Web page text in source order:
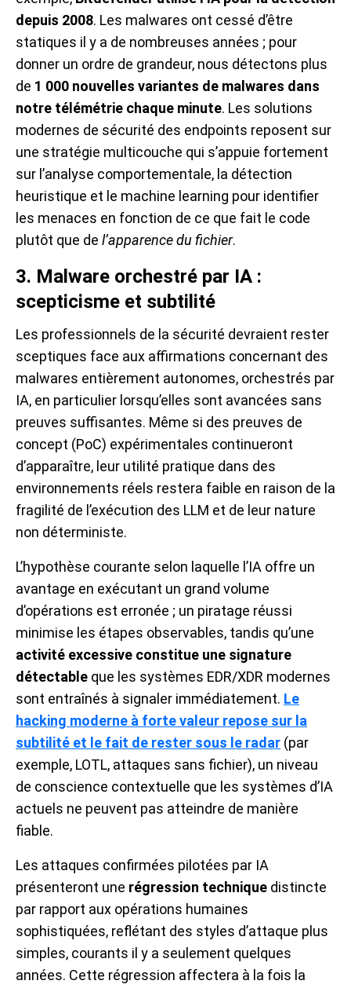
depuis 2008. Les malwares ont cessé d’être
statiques il y a de nombreuses années ; pour
donner un ordre de grandeur, nous détectons plus
de 1 000 nouvelles variantes de malwares dans
notre télémétrie chaque minute. Les solutions
modernes de sécurité des endpoints reposent sur
une stratégie multicouche qui s’appuie fortement
sur l’analyse comportementale, la détection
heuristique et le machine learning pour identifier
les menaces en fonction de ce que fait le code
plutôt que de l’apparence du fichier.
3. Malware orchestré par IA :
scepticisme et subtilité
Les professionnels de la sécurité devraient rester
sceptiques face aux affirmations concernant des
malwares entièrement autonomes, orchestrés par
IA, en particulier lorsqu’elles sont avancées sans
preuves suffisantes. Même si des preuves de
concept (PoC) expérimentales continueront
d’apparaître, leur utilité pratique dans des
environnements réels restera faible en raison de la
fragilité de l’exécution des LLM et de leur nature
non déterministe.
L’hypothèse courante selon laquelle l’IA offre un
avantage en exécutant un grand volume
d’opérations est erronée ; un piratage réussi
minimise les étapes observables, tandis qu’une
activité excessive constitue une signature
détectable que les systèmes EDR/XDR modernes
sont entraînés à signaler immédiatement. Le
hacking moderne à forte valeur repose sur la
subtilité et le fait de rester sous le radar (par
exemple, LOTL, attaques sans fichier), un niveau
de conscience contextuelle que les systèmes d’IA
actuels ne peuvent pas atteindre de manière
fiable.
Les attaques confirmées pilotées par IA
présenteront une régression technique distincte
par rapport aux opérations humaines
sophistiquées, reflétant des styles d’attaque plus
simples, courants il y a seulement quelques
années. Cette régression affectera à la fois la